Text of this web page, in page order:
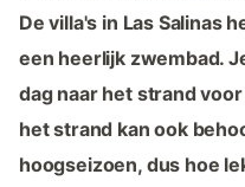
De villa's in Las Salinas
een heerlijk zwembad.
dag naar het strand
het strand kan ook
hoogseizoen, dus hoe